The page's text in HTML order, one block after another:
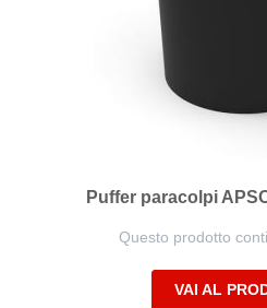
Puffer paracolpi
Questo prodotto
VAI AL